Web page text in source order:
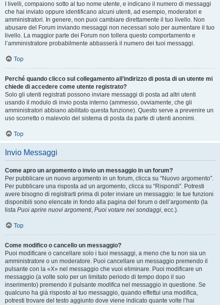
I livelli, compaiono sotto al tuo nome utente, e indicano il numero di messaggi
che hai inviato oppure identificano alcuni utenti, ad esempio, moderatori e
amministratori. In genere, non puoi cambiare direttamente il tuo livello. Non
abusare del Forum inviando messaggi non necessari solo per aumentare il tuo
livello. La maggior parte dei Forum non tollera questo comportamento e
l’amministratore probabilmente abbasserà il numero dei tuoi messaggi.
Top
Perché quando clicco sul collegamento all’indirizzo di posta di un utente mi
chiede di accedere come utente registrato?
Solo gli utenti registrati possono inviare messaggi di posta ad altri utenti
usando il modulo di invio posta interno (ammesso, ovviamente, che gli
amministratori abbiano abilitato questa funzione). Questo serve a prevenire un
uso scorretto o malevolo del sistema di posta da parte di utenti anonimi.
Top
Invio Messaggi
Come apro un argomento o invio un messaggio in un forum?
Per pubblicare un nuovo argomento in un forum, clicca su “Nuovo argomento”.
Per pubblicare una risposta ad un argomento, clicca su “Rispondi”. Potresti
avere bisogno di registrarti prima di poter inviare un messaggio: le tue funzioni
disponibili sono elencate in fondo alla pagina del forum o dell’argomento (la
lista Puoi aprire nuovi argomenti, Puoi votare nei sondaggi, ecc.).
Top
Come modifico o cancello un messaggio?
Puoi modificare o cancellare solo i tuoi messaggi, a meno che tu non sia un
amministratore o un moderatore. Puoi cancellare un messaggio premendo il
pulsante con la «X» nel messaggio che vuoi eliminare. Puoi modificare un
messaggio (a volte solo per un limitato periodo di tempo dopo il suo
inserimento) premendo il pulsante modifica nel messaggio in questione. Se
qualcuno ha già risposto al tuo messaggio, quando effettui una modifica,
potresti trovare del testo aggiunto dove viene indicato quante volte l’hai